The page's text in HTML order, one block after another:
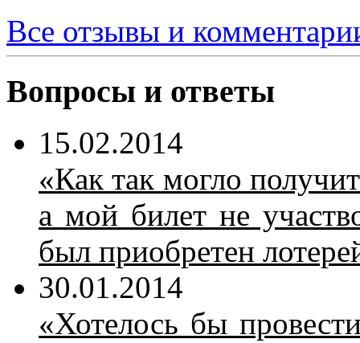
Все отзывы и
Вопросы и ответы
15.02.2014
«Как так мог­ло
а мой би­лет не
был при­об­ре­тен
30.01.2014
«Хо­те­лось бы